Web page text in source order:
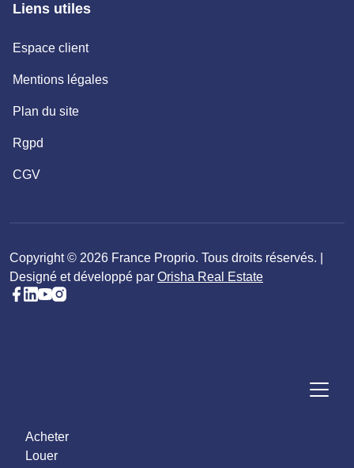
Liens utiles
Espace client
Mentions légales
Plan du site
Rgpd
CGV
Copyright © 2026 France Proprio. Tous droits réservés. |
Designé et développé par Orisha Real Estate
Acheter
Louer